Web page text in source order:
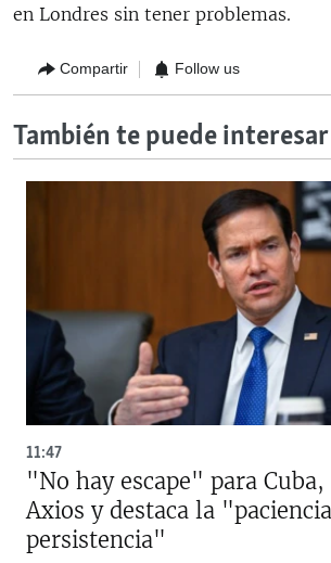
en Londres sin tener problemas.
Compartir Follow us
También te puede interesar
11:47
"No hay escape" para Cuba,
Axios y destaca la
persistencia"